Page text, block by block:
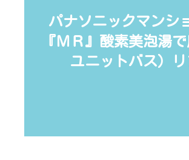
パナソニックマンシ
『ＭＲ』酸素美泡湯
ユニットバス）